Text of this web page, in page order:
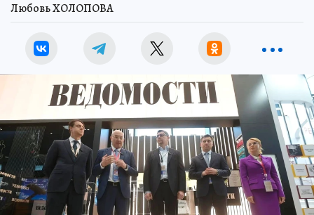
Любовь ХОЛОПОВА